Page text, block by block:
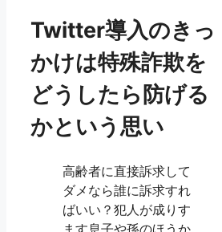
Twitter導入のきっ
かけは特殊詐欺を
どうしたら防げる
かという思い
高齢者に直接訴求して
ダメなら誰に訴求すれ
ばいい？犯人が成りす
ます息子や孫のほうか